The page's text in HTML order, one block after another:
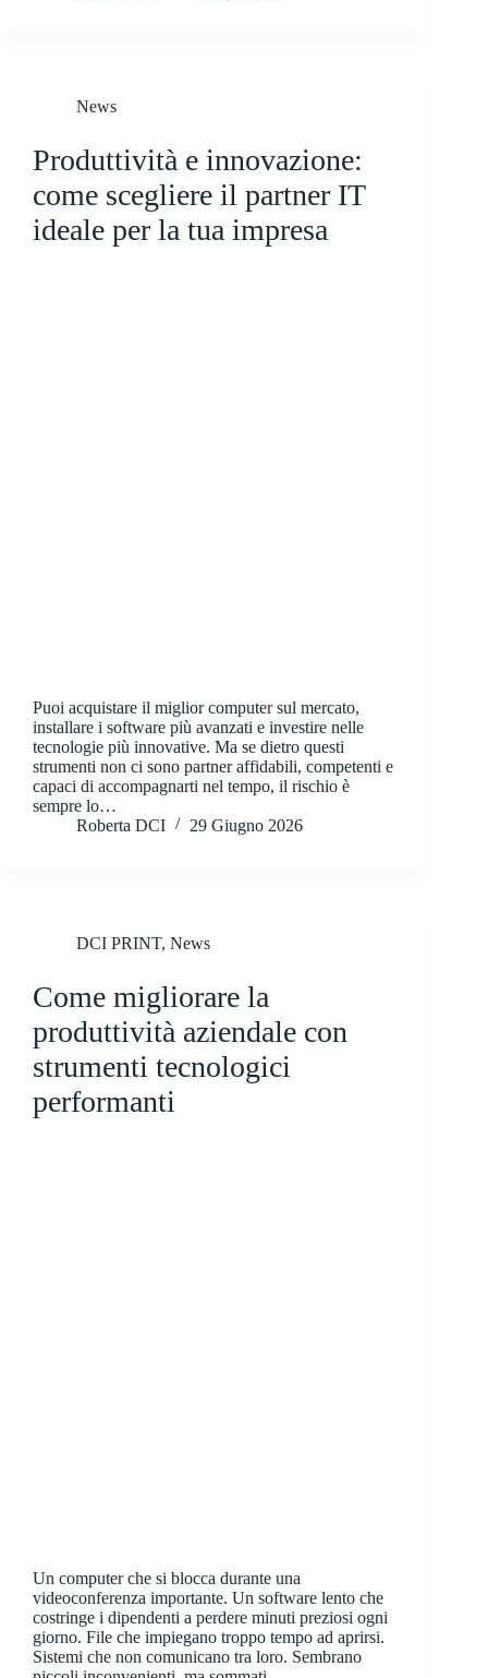
News
Produttività e innovazione:
come scegliere il partner IT
ideale per la tua impresa
Puoi acquistare il miglior computer sul mercato,
installare i software più avanzati e investire nelle
tecnologie più innovative. Ma se dietro questi
strumenti non ci sono partner affidabili, competenti e
capaci di accompagnarti nel tempo, il rischio è
sempre lo…
Roberta DCI
29 Giugno 2026
DCI PRINT, News
Come migliorare la
produttività aziendale con
strumenti tecnologici
performanti
Un computer che si blocca durante una
videoconferenza importante. Un software lento che
costringe i dipendenti a perdere minuti preziosi ogni
giorno. File che impiegano troppo tempo ad aprirsi.
Sistemi che non comunicano tra loro. Sembrano